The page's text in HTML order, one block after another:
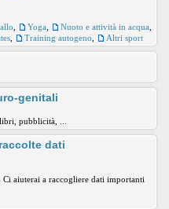
Yoga Nuoto e attività in acqua
Training autogeno Altri sport
genitali
pubblicità, ...
dati
aiuterai a raccogliere dati importanti